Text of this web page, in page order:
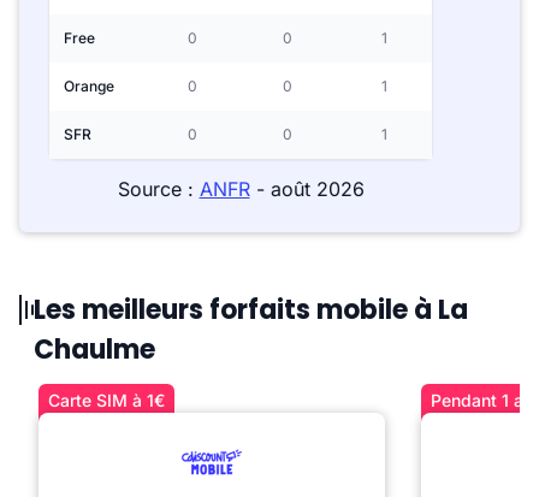
Free 0 0 1
Orange 0 0 1
SFR 0 0 1
Source : ANFR- août 2026
Les meilleurs forfaits mobile à La
Chaulme
Carte SIM à 1€ Pendant 1